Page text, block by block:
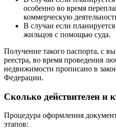
особенно во время
коммерческую
В случаи если
жильцов с помощью суда.
Получение такого паспорта, с
реестра, во время проведения
недвижимости прописано в
Федерации.
Сколько действителен и
Процедура оформления
этапов: